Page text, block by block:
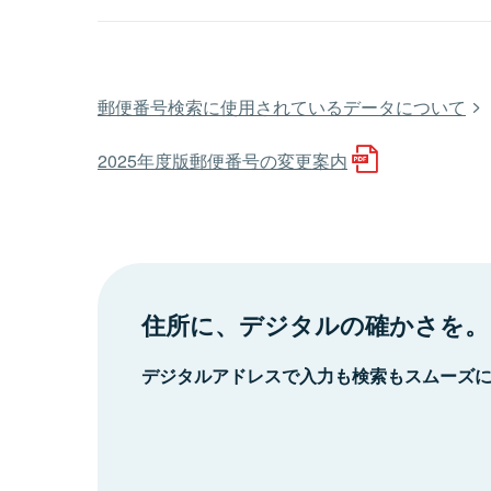
郵便番号検索に使用されているデータについて
2025年度版郵便番号の変更案内
住所に、デジタルの確かさを。
デジタルアドレスで入力も検索もスムーズ